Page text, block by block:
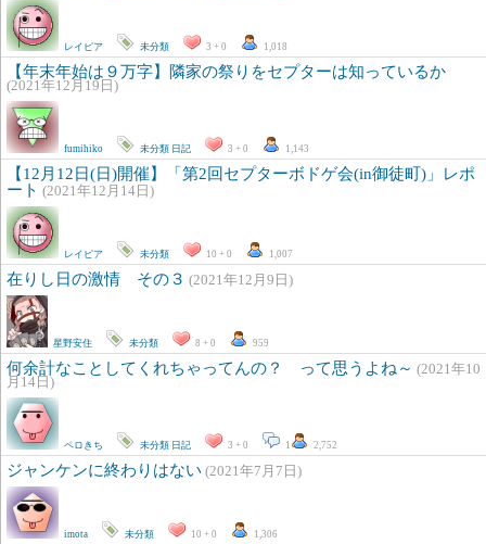
レイピア 未分類 3 + 0 1,018
【年末年始は９万字】隣家の祭りをセプターは知っているか
(2021年12月19日)
fumihiko 未分類 日記 3 + 0 1,143
【12月12日(日)開催】「第2回セプターボドゲ会(in御徒町)」レポ
ート (2021年12月14日)
レイピア 未分類 10 + 0 1,007
在りし日の激情 その３ (2021年12月9日)
星野安住 未分類 8 + 0 959
何余計なことしてくれちゃってんの？ って思うよね～ (2021年10
月14日)
ペロきち 未分類 日記 3 + 0 1 2,752
ジャンケンに終わりはない (2021年7月7日)
imota 未分類 10 + 0 1,306